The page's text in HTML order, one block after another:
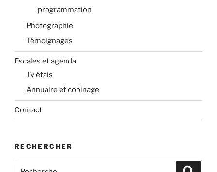
programmation
Photographie
Témoignages
Escales et agenda
J’y étais
Annuaire et copinage
Contact
RECHERCHER